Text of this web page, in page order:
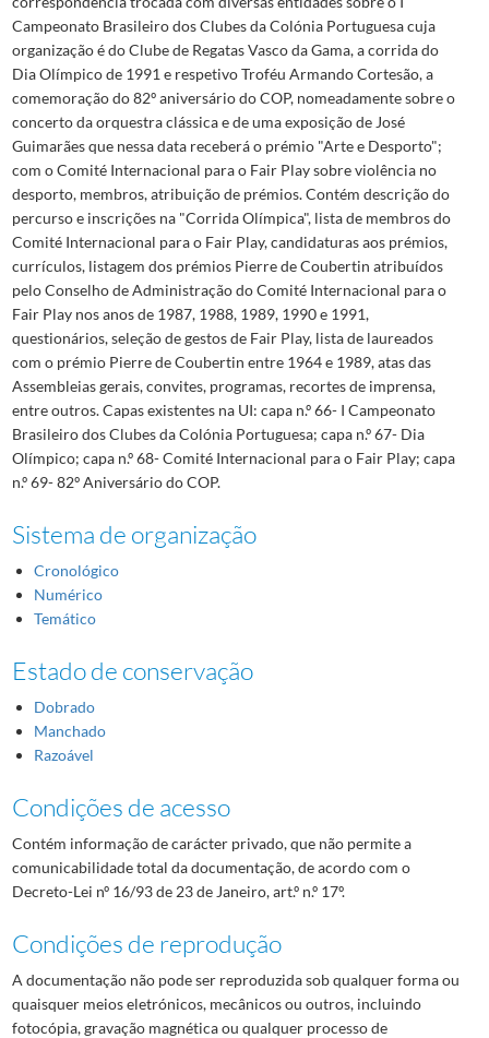
Campeonato Brasileiro dos Clubes da Colónia Portuguesa cuja
organização é do Clube de Regatas Vasco da Gama, a corrida do
Dia Olímpico de 1991 e respetivo Troféu Armando Cortesão, a
comemoração do 82º aniversário do COP, nomeadamente sobre o
concerto da orquestra clássica e de uma exposição de José
Guimarães que nessa data receberá o prémio "Arte e Desporto";
com o Comité Internacional para o Fair Play sobre violência no
desporto, membros, atribuição de prémios. Contém descrição do
percurso e inscrições na "Corrida Olímpica", lista de membros do
Comité Internacional para o Fair Play, candidaturas aos prémios,
currículos, listagem dos prémios Pierre de Coubertin atribuídos
pelo Conselho de Administração do Comité Internacional para o
Fair Play nos anos de 1987, 1988, 1989, 1990 e 1991,
questionários, seleção de gestos de Fair Play, lista de laureados
com o prémio Pierre de Coubertin entre 1964 e 1989, atas das
Assembleias gerais, convites, programas, recortes de imprensa,
entre outros. Capas existentes na UI: capa n.º 66- I Campeonato
Brasileiro dos Clubes da Colónia Portuguesa; capa n.º 67- Dia
Olímpico; capa n.º 68- Comité Internacional para o Fair Play; capa
n.º 69- 82º Aniversário do COP.
Sistema de organização
Cronológico
Numérico
Temático
Estado de conservação
Dobrado
Manchado
Razoável
Condições de acesso
Contém informação de carácter privado, que não permite a
comunicabilidade total da documentação, de acordo com o
Decreto-Lei nº 16/93 de 23 de Janeiro, art.º n.º 17º.
Condições de reprodução
A documentação não pode ser reproduzida sob qualquer forma ou
quaisquer meios eletrónicos, mecânicos ou outros, incluindo
fotocópia, gravação magnética ou qualquer processo de